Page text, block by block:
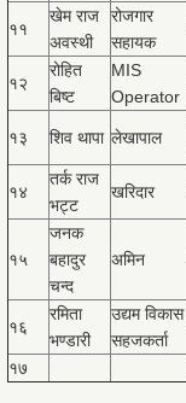
११
खेम राज
अवस्थी
रोजगार
सहायक
१२
रोहित
बिष्‍ट
MIS
Operator
१३ शिव थापा लेखापाल
१४
तर्क राज
भट्ट
खरिदार
१५
जनक
बहादुर
चन्द
अमिन
१६
रमिता
भण्डारी
उद्यम विकास
सहजकर्ता
१७